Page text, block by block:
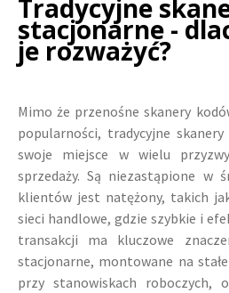
Tradycyjne
stacjonarne -
je rozważyć?
Mimo że przenośne skanery
popularności, tradycyjne
swoje miejsce w wielu
sprzedaży. Są niezastąpione w
klientów jest natężony, takich
sieci handlowe, gdzie szybkie i
transakcji ma kluczowe
stacjonarne, montowane na
przy stanowiskach roboczych,